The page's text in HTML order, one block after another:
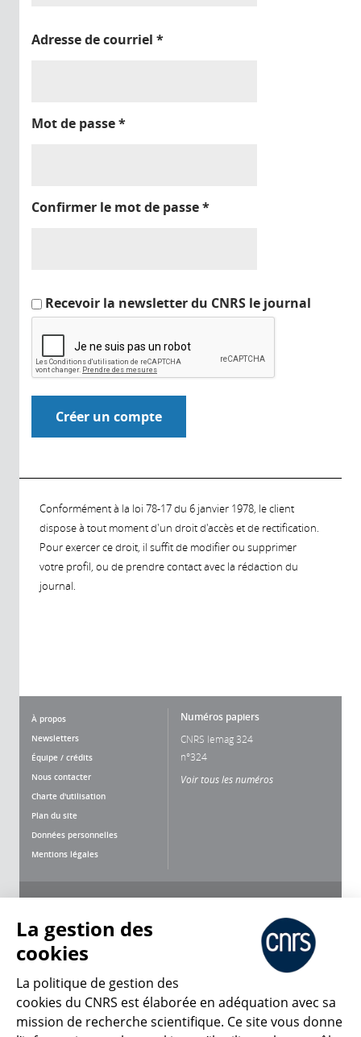
Adresse de courriel *
Mot de passe*
Confirmer le mot de passe*
Recevoir la newsletter du CNRS le journal
Conformément à la loi 78-17 du 6 janvier 1978, le client
dispose à tout moment d'un droit d'accès et de rectification.
Pour exercer ce droit, il suffit de modifier ou supprimer
votre profil, ou de prendre contact avec la rédaction du
journal.
À propos
Newsletters
Équipe / crédits
Nous contacter
Charte d'utilisation
Plan du site
Données personnelles
Mentions légales
Numéros papiers
CNRS lemag 324
n°324
Voir tous les numéros
CNRS Le Mag
La gestion des
cookies
La politique de gestion des
cookies du CNRS est élaborée en adéquation avec sa
mission de recherche scientifique. Ce site vous donne